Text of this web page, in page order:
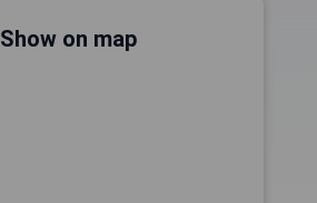
Show on map